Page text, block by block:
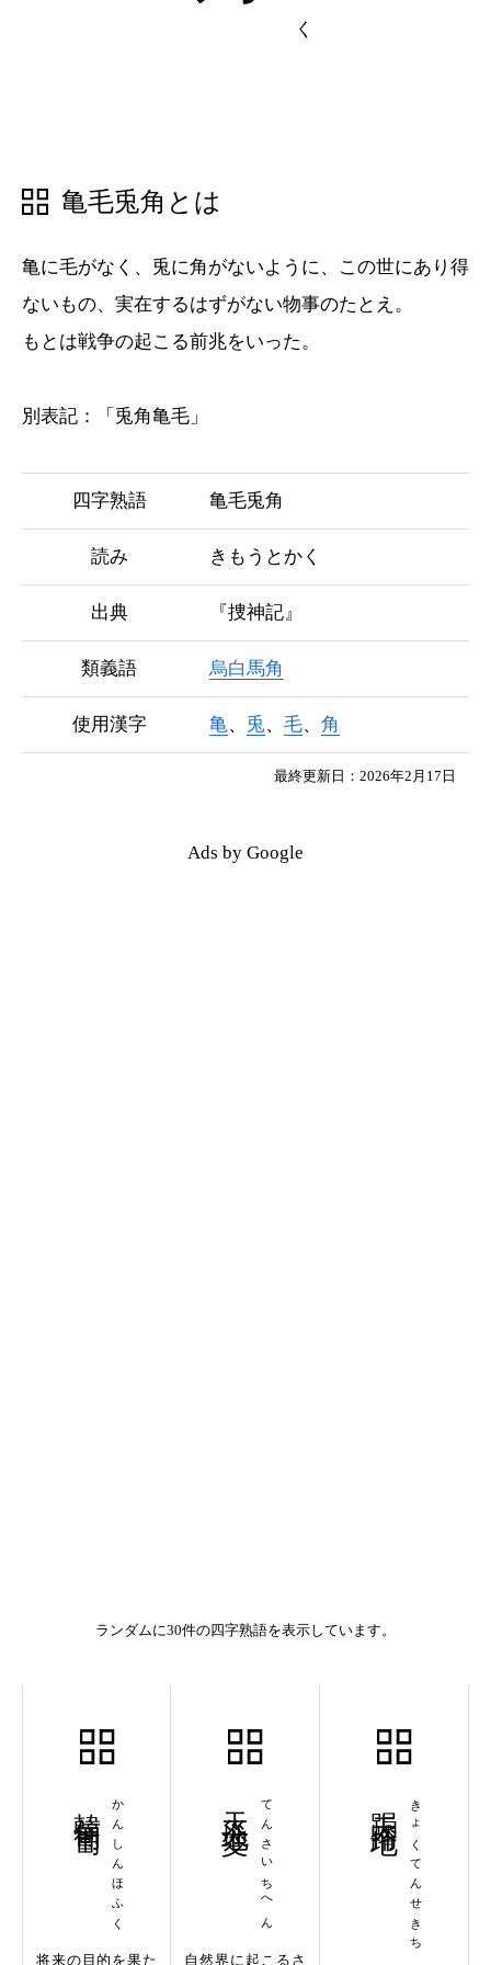
亀毛兎角とは
亀に毛がなく、兎に角がないように、この世にあり得
ないもの、実在するはずがない物事のたとえ。
もとは戦争の起こる前兆をいった。
別表記：「兎角亀毛」
四字熟語 亀毛兎角
読み きもうとかく
出典 『捜神記』
類義語 烏白馬角
使用漢字 亀 、 兎、 毛、 角
最終更新日：2026年2月17日
Ads by Google
ランダムに30件の四字熟語を表示しています。
かんしんほふく
将来の目的を果た
てんさいちへん
自然界に起こるさ
きょくてんせきち